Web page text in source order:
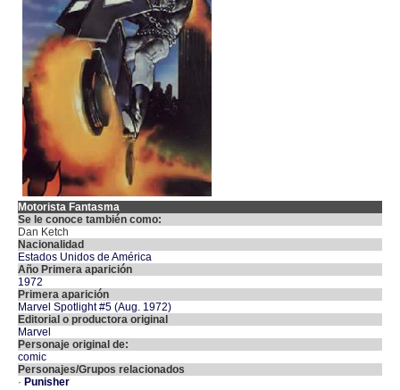
Motorista Fantasma
Se le conoce también como:
Dan Ketch
Nacionalidad
Estados Unidos de América
Año Primera aparición
1972
Primera aparición
Marvel Spotlight #5 (Aug. 1972)
Editorial o productora original
Marvel
Personaje original de:
comic
Personajes/Grupos relacionados
· Punisher